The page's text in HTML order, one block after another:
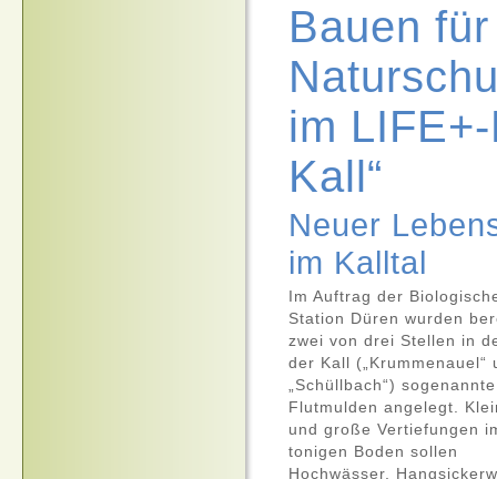
Bauen
im
Kall“
Neuer
im Kalltal
Im Auftrag der
Station Düren wurden
zwei von drei Stellen in
der Kall („Krummenauel“
„Schüllbach“) sogenannte
Flutmulden angelegt.
und große Vertiefungen
tonigen Boden sollen
Hochwässer,